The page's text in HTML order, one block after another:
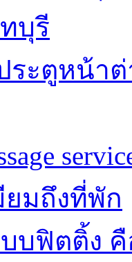
บุรี
ระตูหน้า
ยมถึงที่พัก
บฟิตติ้ง คื